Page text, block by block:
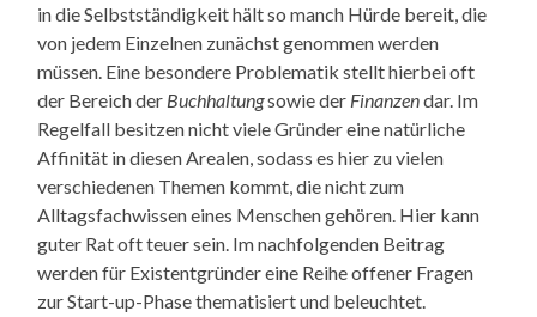
in die Selbstständigkeit hält so manch Hürde bereit, die
von jedem Einzelnen zunächst genommen werden
müssen. Eine besondere Problematik stellt hierbei oft
der Bereich der Buchhaltungsowie der Finanzendar. Im
Regelfall besitzen nicht viele Gründer eine natürliche
Affinität in diesen Arealen, sodass es hier zu vielen
verschiedenen Themen kommt, die nicht zum
Alltagsfachwissen eines Menschen gehören. Hier kann
guter Rat oft teuer sein. Im nachfolgenden Beitrag
werden für Existentgründer eine Reihe offener Fragen
zur Start-up-Phase thematisiert und beleuchtet.